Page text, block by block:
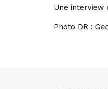
Une interview
Photo DR :